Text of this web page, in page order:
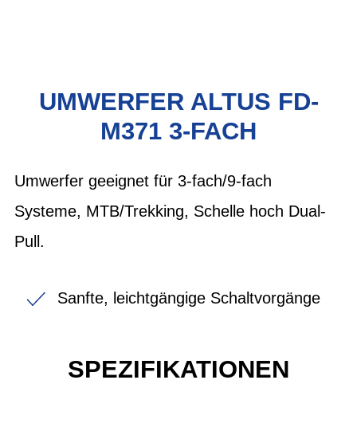
UMWERFER ALTUS FD-
M371 3-FACH
Umwerfer geeignet für 3-fach/9-fach
Systeme, MTB/Trekking, Schelle hoch Dual-
Pull.
Sanfte, leichtgängige Schaltvorgänge
SPEZIFIKATIONEN